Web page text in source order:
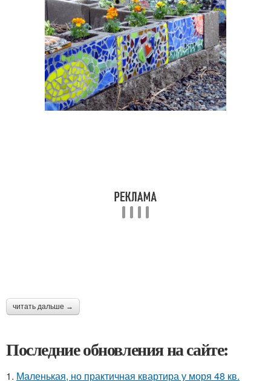
читать дальше →
Последние обновления на сайте:
1. Маленькая, но практичная квартира у моря 48 кв.